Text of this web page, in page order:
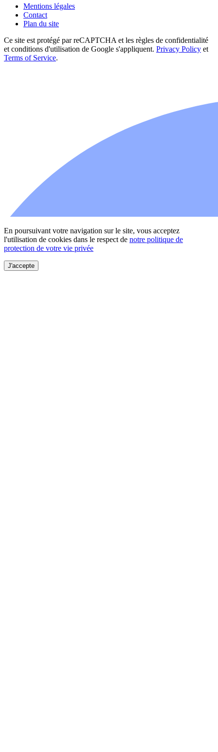
Mentions légales
Contact
Plan du site
Ce site est protégé par reCAPTCHA et les règles de confidentialité
et conditions d'utilisation de Google s'appliquent. Privacy Policy et
Terms of Service.
En poursuivant votre navigation sur le site, vous acceptez
l'utilisation de cookies dans le respect de notre politique de
protection de votre vie privée
J'accepte